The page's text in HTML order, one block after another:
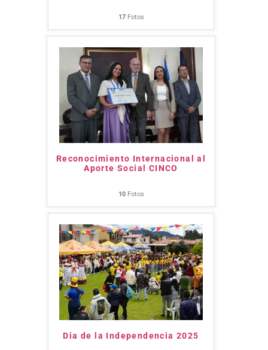
17Fotos
Reconocimiento Internacional al
Aporte Social CINCO
10Fotos
Dia de la Independencia 2025